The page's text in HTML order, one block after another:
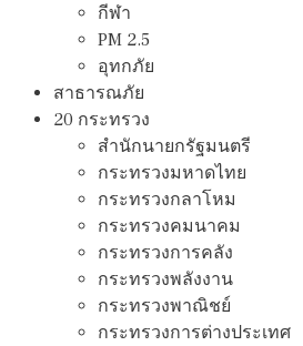
กีฬา
PM 2.5
อุทกภัย
สาธารณภัย
20 กระทรวง
สํานักนายกรัฐมนตรี
กระทรวงมหาดไทย
กระทรวงกลาโหม
กระทรวงคมนาคม
กระทรวงการคลัง
กระทรวงพลังงาน
กระทรวงพาณิชย์
กระทรวงการต่างประเทศ